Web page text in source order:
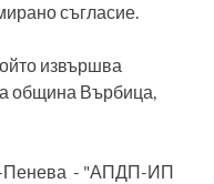
съгласие.
извършва
община Върбица,
Пенева - "АПДП-ИП